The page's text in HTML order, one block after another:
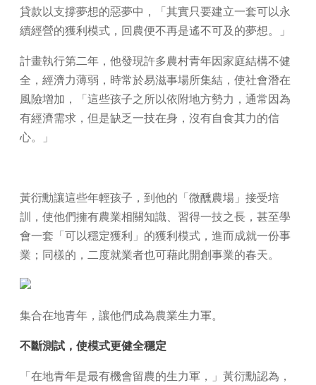
貸款以支撐夢想的惡夢中，「其實只要建立一套可以永
續經營的獲利模式，回農便不再是遙不可及的夢想。」
計畫執行第二年，他發現許多農村青年因家庭結構不健
全，經濟力薄弱，時常於易滋事場所集結，使社會潛在
風險增加，「這些孩子之所以依附地方勢力，通常因為
有經濟需求，但是缺乏一技在身，沒有自食其力的信
心。」
黃衍勳讓這些年輕孩子，到他的「微醺農場」接受培
訓，使他們擁有農業相關知識、習得一技之長，甚至學
會一套「可以穩定獲利」的獲利模式，進而成就一份事
業；同樣的，二度就業者也可藉此開創事業的春天。
集合在地青年，讓他們成為農業生力軍。
不斷測試，使模式更健全穩定
「在地青年是最有機會留農的生力軍，」黃衍勳認為，